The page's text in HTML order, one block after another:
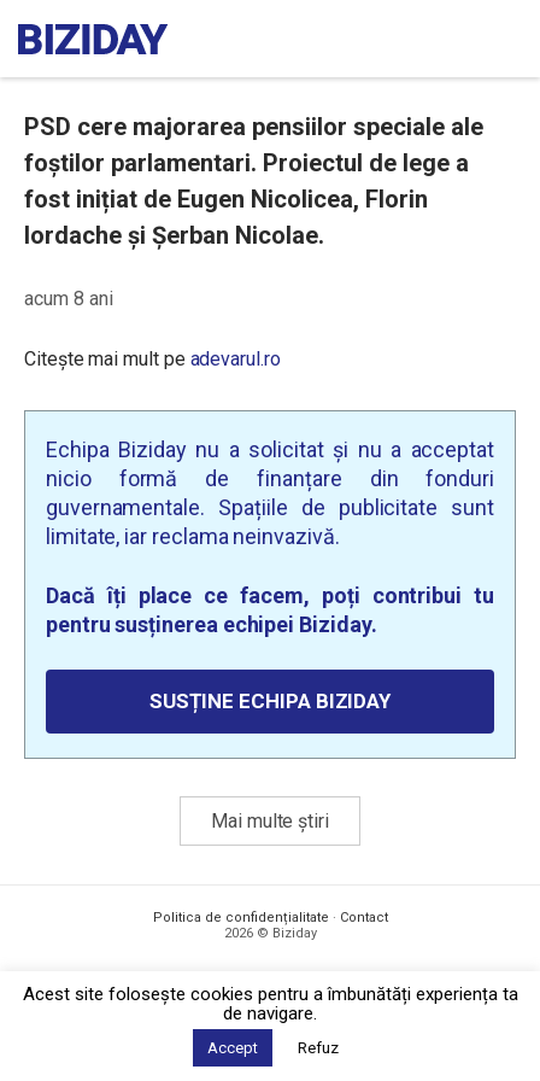
PSD cere majorarea pensiilor speciale ale
foştilor parlamentari. Proiectul de lege a
fost inițiat de Eugen Nicolicea, Florin
Iordache și Șerban Nicolae.
acum 8 ani
Citește mai mult pe adevarul.ro
Echipa Biziday nu a solicitat și nu a acceptat
nicio formă de finanțare din fonduri
guvernamentale. Spațiile de publicitate sunt
limitate, iar reclama neinvazivă.
Dacă îți place ce facem, poți contribui tu
pentru susținerea echipei Biziday.
SUSȚINE ECHIPA BIZIDAY
Mai multe știri
Politica de confidențialitate · Contact
2026 © Biziday
Acest site foloseşte cookies pentru a îmbunătăți experiența ta
de navigare.
Accept Refuz